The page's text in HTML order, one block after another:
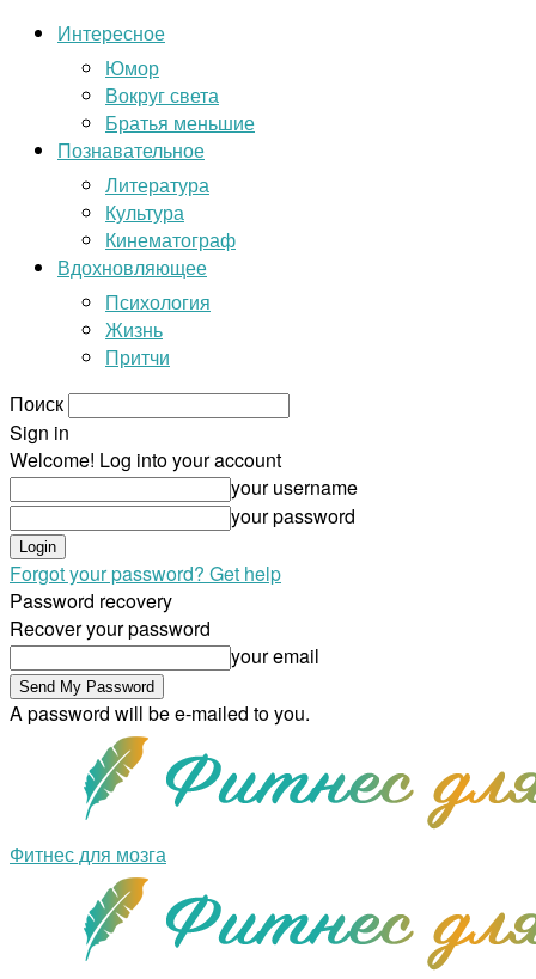
Интересное
Юмор
Вокруг света
Братья меньшие
Познавательное
Литература
Культура
Кинематограф
Вдохновляющее
Психология
Жизнь
Притчи
Поиск
Sign in
Welcome! Log into your account
your username
your password
Forgot your password? Get help
Password recovery
Recover your password
your email
A password will be e-mailed to you.
Фитнес для мозга